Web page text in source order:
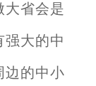
大省会是
大的中
边的中小